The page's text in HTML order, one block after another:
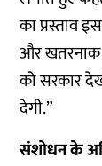
का प्रस्ताव
और खतरनाक
को सरकार
देगी.”
संशोधन के